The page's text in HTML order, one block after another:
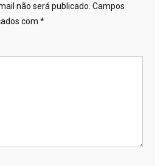
não será publicado. Campos
com *